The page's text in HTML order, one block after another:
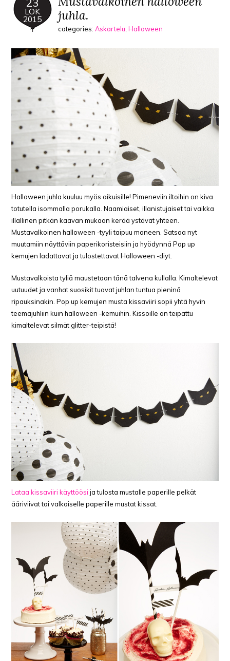
LOK
2015
juhla.
categories:Askartelu ,Halloween
Halloween juhla kuuluu myös aikuisille! Pimeneviin iltoihin on kiva
totutella isommalla porukalla. Naamiaiset, illanistujaiset tai vaikka
illallinen pitkän kaavan mukaan kerää ystävät yhteen.
Mustavalkoinen halloween -tyyli taipuu moneen. Satsaa nyt
muutamiin näyttäviin paperikoristeisiin ja hyödynnä Pop up
kemujen ladattavat ja tulostettavat Halloween -diyt.
Mustavalkoista tyliä maustetaan tänä talvena kullalla. Kimaltelevat
uutuudet ja vanhat suosikit tuovat juhlan tuntua pieninä
ripauksinakin. Pop up kemujen musta kissaviiri sopii yhtä hyvin
teemajuhliin kuin halloween -kemuihin. Kissoille on teipattu
kimaltelevat silmät glitter-teipistä!
Lataa kissaviiri käyttöösi ja tulosta mustalle paperille pelkät
ääriviivat tai valkoiselle paperille mustat kissat.